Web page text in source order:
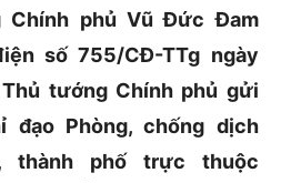
Chính phủ Vũ Đức Đam
số 755/CĐ-TTg ngày
tướng Chính phủ gửi
đạo Phòng, chống dịch
thành phố trực thuộc